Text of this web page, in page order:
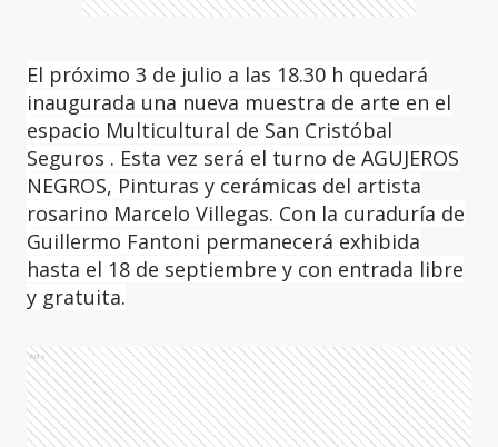
El próximo 3 de julio a las 18.30 h quedará
inaugurada una nueva muestra de arte en el
espacio Multicultural de San Cristóbal
Seguros . Esta vez será el turno de AGUJEROS
NEGROS, Pinturas y cerámicas del artista
rosarino Marcelo Villegas. Con la curaduría de
Guillermo Fantoni permanecerá exhibida
hasta el 18 de septiembre y con entrada libre
y gratuita.
Ads